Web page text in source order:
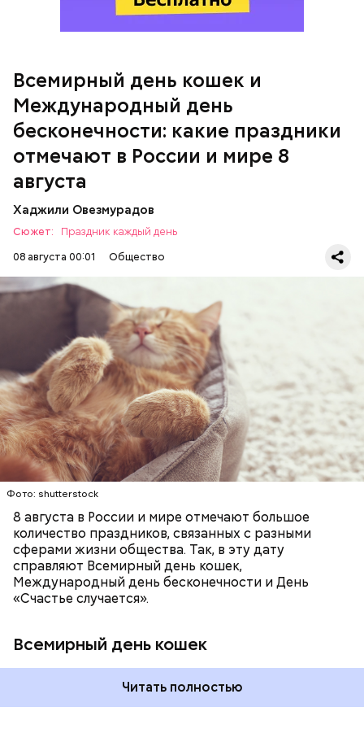
Всемирный день кошек и
Международный день
бесконечности: какие праздники
отмечают в России и мире 8
августа
Хаджили Овезмурадов
Сюжет:
Праздник каждый день
08 августа 00:01
Общество
Фото: shutterstock
8 августа в России и мире отмечают большое
количество праздников, связанных с разными
сферами жизни общества. Так, в эту дату
справляют Всемирный день кошек,
Международный день бесконечности и День
«Счастье случается».
Всемирный день кошек
Инициатором Всемирного дня кошек в 2002 году
стал международный фонд Animal Welfare. В этот
праздник котам демонстрируют свою любовь и
почитание. Можно купить своему питомцу его
любимое лакомство или новую игрушку. В
некоторых странах в эту дату открываются
специальные парки для выгуливания котов,
кошачьи магазины и другие заведения.
Международный день бесконечности
Читать полностью
ПРАЗДНИКИ ЖИВОТНЫЕ
МАТЕМАТИКА
КОШКИ
ПСИХОЛОГИЯ
В Международный день холостяка все мужчины
без пары видятся со своими друзьями, устраивают
вечеринки, играют в видеоигры и проводят время,
наслаждаясь свободой и независимостью, пока
это возможно, ведь может быть и так, что через год
они уже не будут холостяками.
День малины со сливками
Спагетти из кабачков
Ингредиенты:
растительное масло;
помидоры черри либо грунтовые.